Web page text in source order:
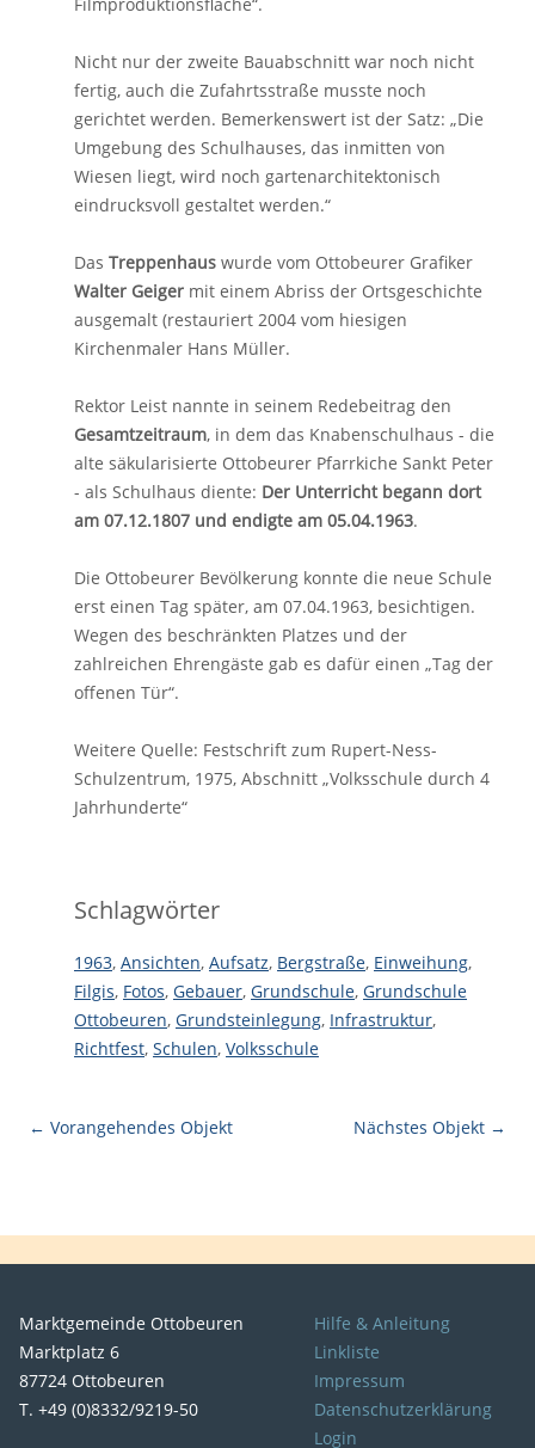
Nicht nur der zweite Bauabschnitt war noch nicht
fertig, auch die Zufahrtsstraße musste noch
gerichtet werden. Bemerkenswert ist der Satz: „Die
Umgebung des Schulhauses, das inmitten von
Wiesen liegt, wird noch gartenarchitektonisch
eindrucksvoll gestaltet werden.“
Das Treppenhaus wurde vom Ottobeurer Grafiker
Walter Geiger mit einem Abriss der Ortsgeschichte
ausgemalt (restauriert 2004 vom hiesigen
Kirchenmaler Hans Müller.
Rektor Leist nannte in seinem Redebeitrag den
Gesamtzeitraum, in dem das Knabenschulhaus - die
alte säkularisierte Ottobeurer Pfarrkiche Sankt Peter
- als Schulhaus diente: Der Unterricht begann dort
am 07.12.1807 und endigte am 05.04.1963.
Die Ottobeurer Bevölkerung konnte die neue Schule
erst einen Tag später, am 07.04.1963, besichtigen.
Wegen des beschränkten Platzes und der
zahlreichen Ehrengäste gab es dafür einen „Tag der
offenen Tür“.
Weitere Quelle: Festschrift zum Rupert-Ness-
Schulzentrum, 1975, Abschnitt „Volksschule durch 4
Jahrhunderte“
Schlagwörter
1963, Ansichten, Aufsatz, Bergstraße, Einweihung,
Filgis, Fotos, Gebauer, Grundschule, Grundschule
Ottobeuren, Grundsteinlegung, Infrastruktur,
Richtfest, Schulen, Volksschule
← Vorangehendes Objekt Nächstes Objekt →
Marktgemeinde Ottobeuren
Marktplatz 6
87724 Ottobeuren
T. +49 (0)8332/9219-50
Hilfe & Anleitung
Linkliste
Impressum
Datenschutzerklärung
Login